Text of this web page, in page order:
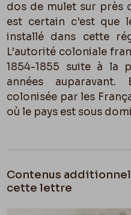
dos de mulet sur près
est certain c'est que
installé dans cette
L’autorité coloniale
1854-1855 suite à la
années
colonisée par les
où le pays est sous
Contenus
cette lettre